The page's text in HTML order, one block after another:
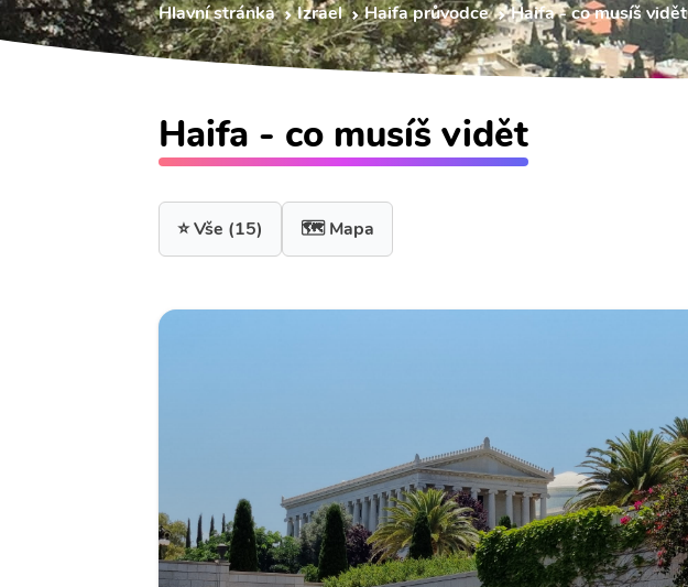
Hlavní stránka
Izrael Haifa průvodce Haifa - co musíš vidět
Haifa - co musíš vidět
⭐ Vše (15) 🗺️ Mapa